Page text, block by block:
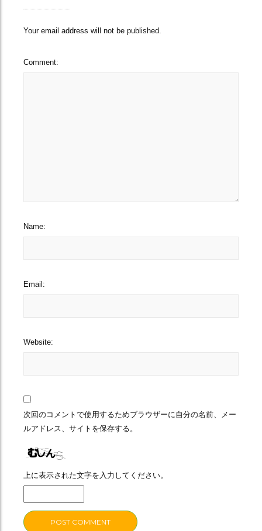
Your email address will not be published.
Comment:
Name:
Email:
Website:
次回のコメントで使用するためブラウザーに自分の名前、メー
ルアドレス、サイトを保存する。
上に表示された文字を入力してください。